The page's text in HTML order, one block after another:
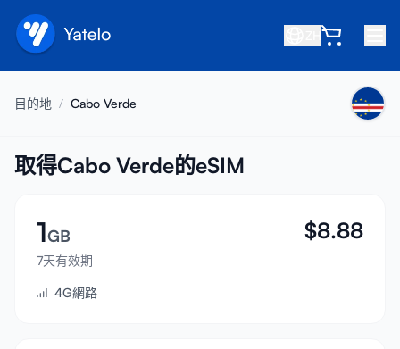
關於我們
推薦好友
成為合作夥伴
幫助中心
目的地 / Cabo Verde
取得Cabo Verde的eSIM
1GB
7天有效期
$8.88
4G網路